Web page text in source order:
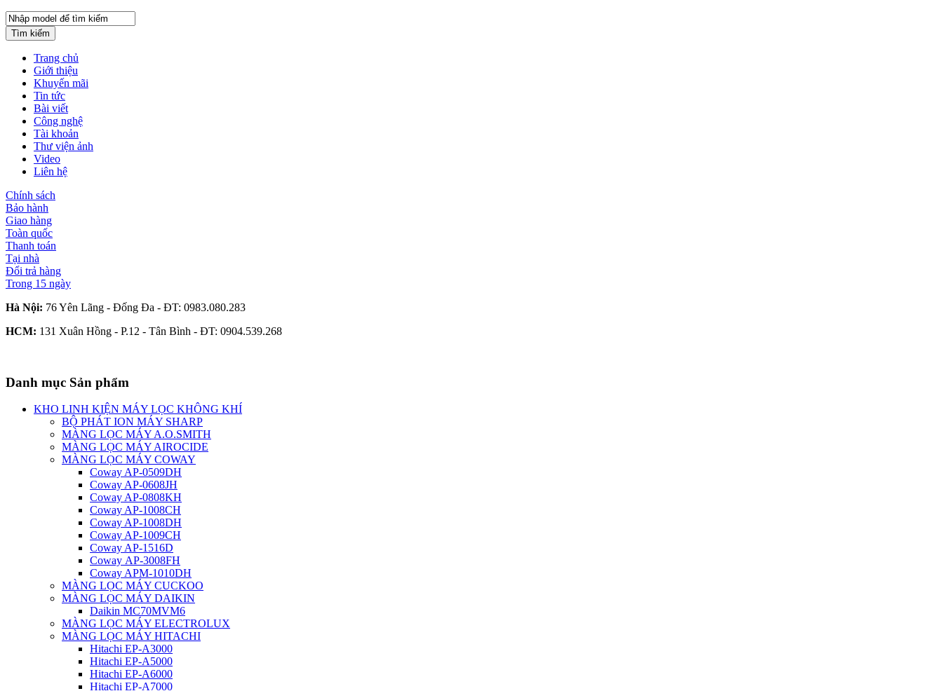
Tìm kiếm
Trang chủ
Giới thiệu
Khuyến mãi
Tin tức
Bài viết
Công nghệ
Tài khoản
Thư viện ảnh
Video
Liên hệ
Chính sách
Bảo hành
Giao hàng
Toàn quốc
Thanh toán
Tại nhà
Đổi trả hàng
Trong 15 ngày
Hà Nội: 76 Yên Lãng - Đống Đa - ĐT: 0983.080.283
HCM: 131 Xuân Hồng - P.12 - Tân Bình - ĐT: 0904.539.268
Danh mục Sản phẩm
KHO LINH KIỆN MÁY LỌC KHÔNG KHÍ
BỘ PHÁT ION MÁY SHARP
MÀNG LỌC MÁY A.O.SMITH
MÀNG LỌC MÁY AIROCIDE
MÀNG LỌC MÁY COWAY
Coway AP-0509DH
Coway AP-0608JH
Coway AP-0808KH
Coway AP-1008CH
Coway AP-1008DH
Coway AP-1009CH
Coway AP-1516D
Coway AP-3008FH
Coway APM-1010DH
MÀNG LỌC MÁY CUCKOO
MÀNG LỌC MÁY DAIKIN
Daikin MC70MVM6
MÀNG LỌC MÁY ELECTROLUX
MÀNG LỌC MÁY HITACHI
Hitachi EP-A3000
Hitachi EP-A5000
Hitachi EP-A6000
Hitachi EP-A7000